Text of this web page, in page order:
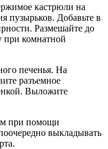
кастрюли на
пузырьков. Добавьте в
Размешайте до
при комнатной
печенья. На
разъемное
Выложите
при помощи
выкладывать